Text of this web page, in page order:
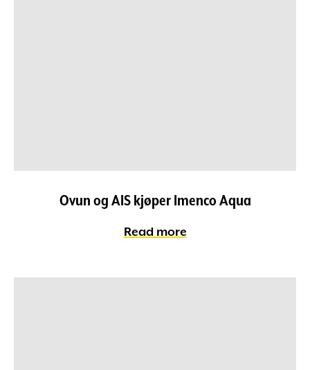
Ovun og AIS kjøper Imenco Aqua
Read more